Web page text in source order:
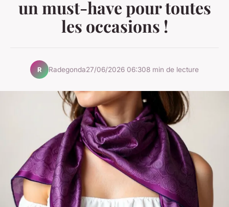
un must-have pour toutes
les occasions !
R Radegonda27/06/2026 06:308 min de lecture